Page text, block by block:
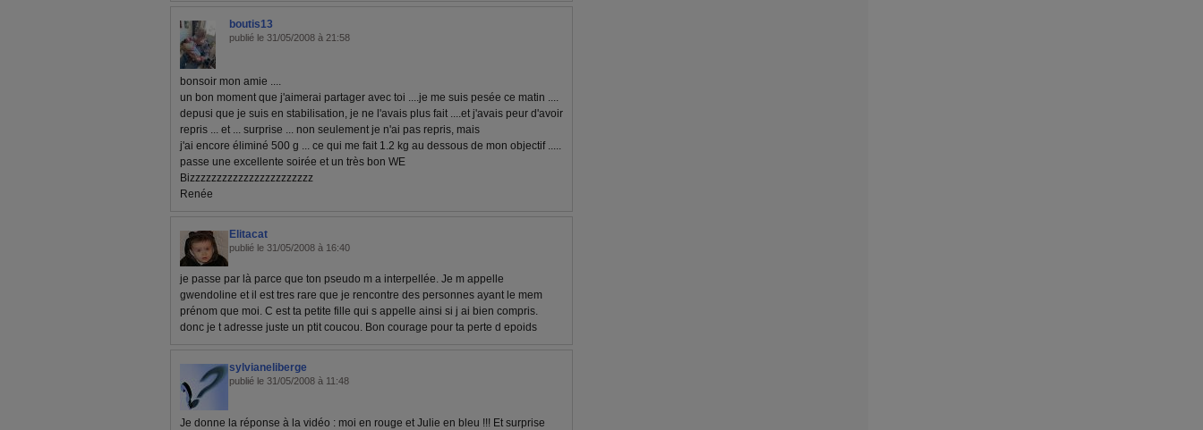
boutis13
publié le 31/05/2008 à 21:58
bonsoir mon amie ....
un bon moment que j'aimerai partager avec toi ....je me suis pesée ce matin ....
depusi que je suis en stabilisation, je ne l'avais plus fait ....et j'avais peur d'avoir
repris ... et ... surprise ... non seulement je n'ai pas repris, mais
j'ai encore éliminé 500 g ... ce qui me fait 1.2 kg au dessous de mon objectif .....
passe une excellente soirée et un très bon WE
Bizzzzzzzzzzzzzzzzzzzzzzz
Renée
Elitacat
publié le 31/05/2008 à 16:40
je passe par là parce que ton pseudo m a interpellée. Je m appelle
gwendoline et il est tres rare que je rencontre des personnes ayant le mem
prénom que moi. C est ta petite fille qui s appelle ainsi si j ai bien compris.
donc je t adresse juste un ptit coucou. Bon courage pour ta perte d epoids
sylvianeliberge
publié le 31/05/2008 à 11:48
Je donne la réponse à la vidéo : moi en rouge et Julie en bleu !!! Et surprise